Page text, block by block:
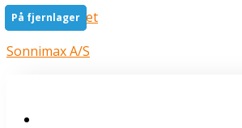
Gå til indholdet
Sonnimax A/S
På fjernlager
På fjernlager